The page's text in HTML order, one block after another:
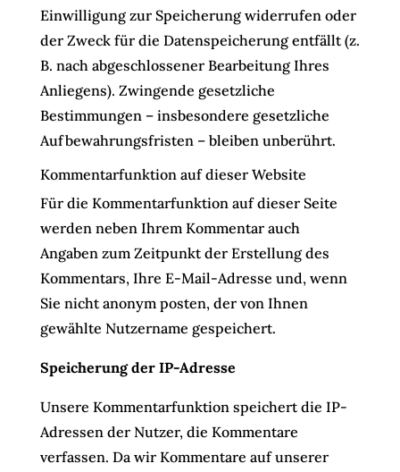
Einwilligung zur Speicherung widerrufen oder
der Zweck für die Datenspeicherung entfällt (z.
B. nach abgeschlossener Bearbeitung Ihres
Anliegens). Zwingende gesetzliche
Bestimmungen – insbesondere gesetzliche
Aufbewahrungsfristen – bleiben unberührt.
Kommentarfunktion auf dieser Website
Für die Kommentarfunktion auf dieser Seite
werden neben Ihrem Kommentar auch
Angaben zum Zeitpunkt der Erstellung des
Kommentars, Ihre E-Mail-Adresse und, wenn
Sie nicht anonym posten, der von Ihnen
gewählte Nutzername gespeichert.
Speicherung der IP-Adresse
Unsere Kommentarfunktion speichert die IP-
Adressen der Nutzer, die Kommentare
verfassen. Da wir Kommentare auf unserer